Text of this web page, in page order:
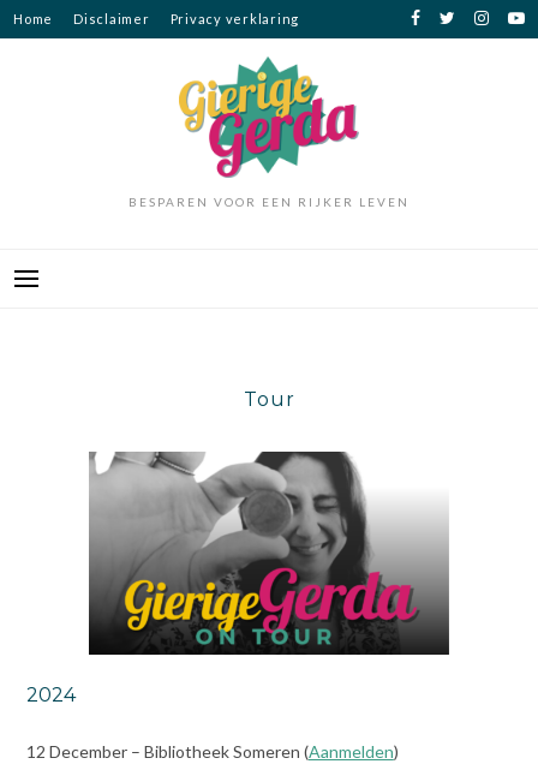
Ga
naar
Home Disclaimer Privacy verklaring
BESPAREN VOOR EEN RIJKER LEVEN
Tour
2024
12 December – Bibliotheek Someren (Aanmelden)